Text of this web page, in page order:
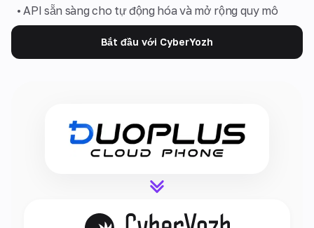
• API sẵn sàng cho tự động hóa và mở rộng quy mô
Bắt đầu với CyberYozh